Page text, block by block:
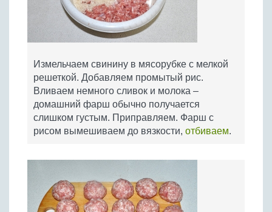
Измельчаем свинину в мясорубке с мелкой
решеткой. Добавляем промытый рис.
Вливаем немного сливок и молока –
домашний фарш обычно получается
слишком густым. Приправляем. Фарш с
рисом вымешиваем до вязкости, отбиваем.